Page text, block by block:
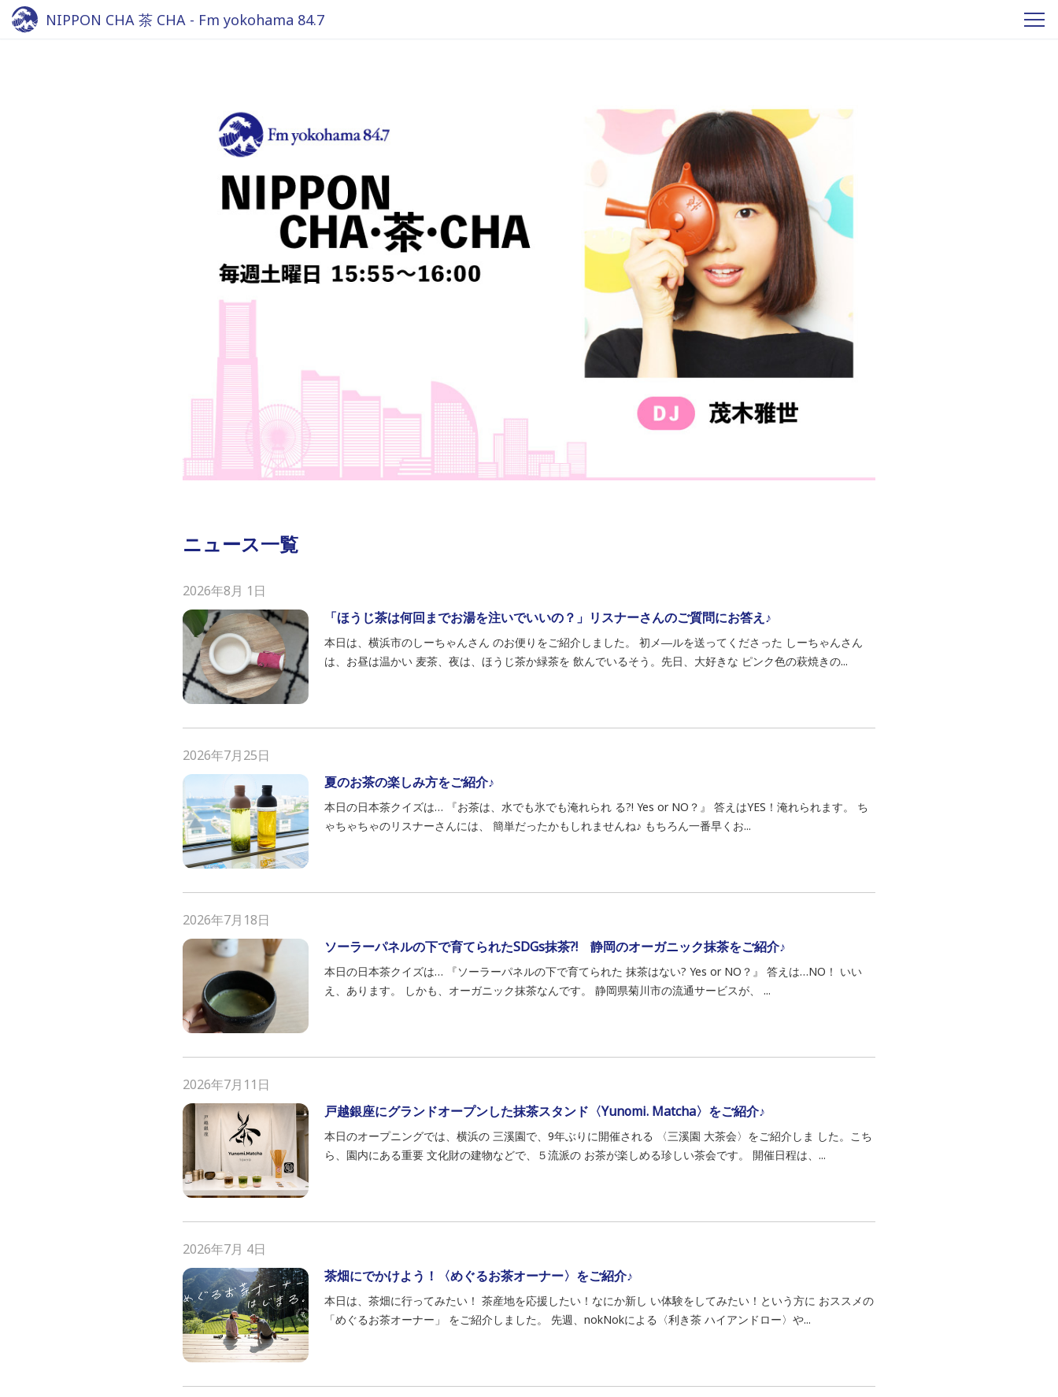
NIPPON CHA 茶 CHA - Fm yokohama 84.7
ニュース一覧
2026年8月 1日
「ほうじ茶は何回までお湯を注いでいいの？」リスナーさんのご質問にお答え♪
本日は、横浜市のしーちゃんさん のお便りをご紹介しました。 初メ―ルを送ってくださった しーちゃんさん
は、お昼は温かい 麦茶、夜は、ほうじ茶か緑茶を 飲んでいるそう。先日、大好きな ピンク色の萩焼きの...
2026年7月25日
夏のお茶の楽しみ方をご紹介♪
本日の日本茶クイズは… 『お茶は、水でも氷でも淹れられ る?! Yes or NO？』 答えはYES！淹れられます。 ち
ゃちゃちゃのリスナーさんには、 簡単だったかもしれませんね♪ もちろん一番早くお...
2026年7月18日
ソーラーパネルの下で育てられたSDGs抹茶?! 静岡のオーガニック抹茶をご紹介♪
本日の日本茶クイズは… 『ソーラーパネルの下で育てられた 抹茶はない? Yes or NO？』 答えは…NO！ いい
え、あります。 しかも、オーガニック抹茶なんです。 静岡県菊川市の流通サービスが、 ...
2026年7月11日
戸越銀座にグランドオープンした抹茶スタンド〈Yunomi. Matcha〉をご紹介♪
本日のオープニングでは、横浜の 三溪園で、9年ぶりに開催される 〈三溪園 大茶会〉をご紹介しま した。こち
ら、園内にある重要 文化財の建物などで、５流派の お茶が楽しめる珍しい茶会です。 開催日程は、...
2026年7月 4日
茶畑にでかけよう！〈めぐるお茶オーナー〉をご紹介♪
本日は、茶畑に行ってみたい！ 茶産地を応援したい！なにか新し い体験をしてみたい！という方に おススメの
「めぐるお茶オーナー」 をご紹介しました。 先週、nokNokによる〈利き茶 ハイアンドロー〉や...